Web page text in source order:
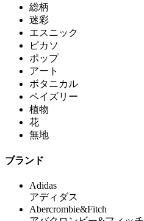
総柄
迷彩
エスニック
ピカソ
ポップ
アート
ボタニカル
ペイズリー
植物
花
無地
ブランド
Adidas
アディダス
Abercrombie&Fitch